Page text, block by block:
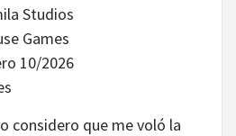
Studios
Games
10/2026
considero que me voló la